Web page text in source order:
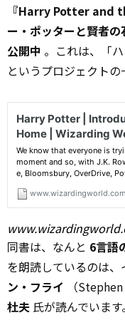
『Harry Potter and
ー・ポッターと賢者の
公開中 。これは、「
というプロジェクトの
同書は、なんと 6言語
を朗読しているのは、
ン・フライ （
杜夫 氏が読んでいます。